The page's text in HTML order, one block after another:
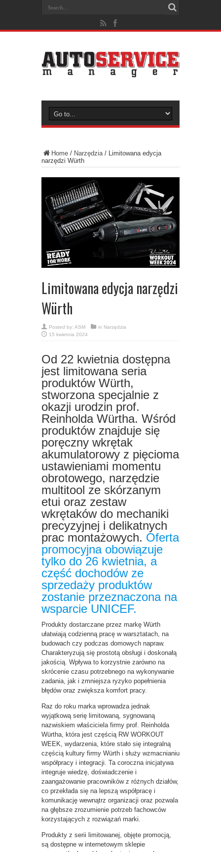
Home / Narzędzia/ Limitowana edycja
narzędzi Würth
Limitowana edycja narzędzi
Würth
Posted by: ASM in Narzędzia
15 kwietnia 2024
Od 22 kwietnia dostępna
jest limitowana seria
produktów Würth,
stworzona specjalnie z
okazji urodzin prof.
Reinholda Würtha. Wśród
produktów znajduje się
poręczny wkrętak
akumulatorowy z pięcioma
ustawieniami momentu
obrotowego, narzędzie
multitool ze skórzanym
etui oraz zestaw
wkrętaków do mechaniki
precyzyjnej i delikatnych
prac montażowych. Oferta
promocyjna obowiązuje
tylko do 26 kwietnia, a
część dochodów ze
sprzedaży produktów
zostanie przeznaczona na
wsparcie UNICEF.
Produkty dostarczane przez markę Würth
ułatwiają codzienną pracę w warsztatach, na
budowach czy podczas domowych napraw.
Charakteryzują się prostotą obsługi i doskonałą
jakością. Wpływa to korzystnie zarówno na
skrócenie czasu potrzebnego na wykonywanie
zadania, jak i zmniejsza ryzyko popełnienia
błędów oraz zwiększa komfort pracy.
Raz do roku marka wprowadza jednak
wyjątkową serię limitowaną, sygnowaną
nazwiskiem właściciela firmy prof. Reinholda
Würtha, która jest częścią RW WORKOUT
WEEK, wydarzenia, które stało się integralną
częścią kultury firmy Würth i służy wzmacnianiu
współpracy i integracji. Ta coroczna inicjatywa
integruje wiedzę, doświadczenie i
zaangażowanie pracowników z różnych działów,
co przekłada się na lepszą współpracę i
komunikację wewnątrz organizacji oraz pozwala
na głębsze zrozumienie potrzeb fachowców
korzystających z rozwiązań marki.
Produkty z serii limitowanej, objęte promocją,
są dostępne w internetowym sklepie